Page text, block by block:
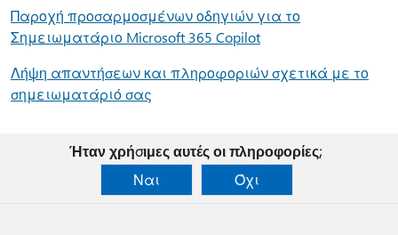
Παροχή προσαρμοσμένων οδηγιών για το
Σημειωματάριο Microsoft 365 Copilot
Λήψη απαντήσεων και πληροφοριών σχετικά με το
σημειωματάριό σας
Ήταν χρήσιμες αυτές οι πληροφορίες;
Ναι
Όχι